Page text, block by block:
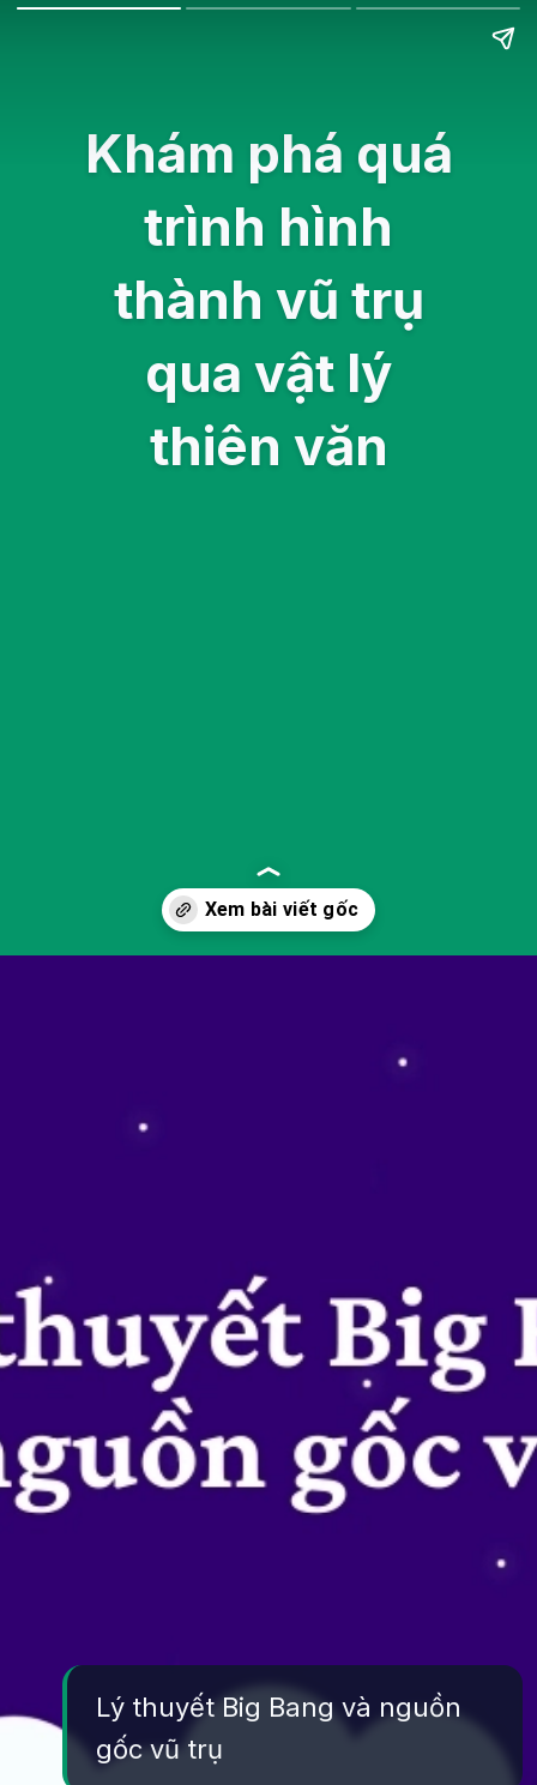
Khám phá quá
trình hình
thành vũ trụ
qua vật lý
thiên văn
Lý thuyết Big Bang và nguồn
gốc vũ trụ